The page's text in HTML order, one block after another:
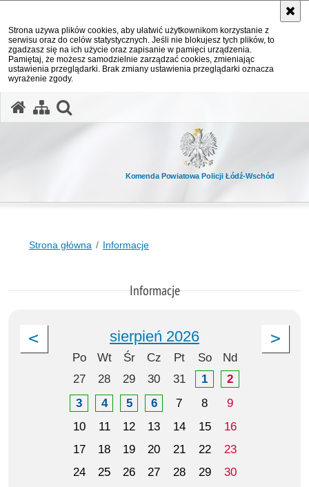
Strona używa plików cookies, aby ułatwić użytkownikom korzystanie z
serwisu oraz do celów statystycznych. Jeśli nie blokujesz tych plików, to
zgadzasz się na ich użycie oraz zapisanie w pamięci urządzenia.
Pamiętaj, że możesz samodzielnie zarządzać cookies, zmieniając
ustawienia przeglądarki. Brak zmiany ustawienia przeglądarki oznacza
wyrażenie zgody.
Komenda Powiatowa Policji Łódź-Wschód
Strona główna Informacje
Informacje
sierpień 2026
Po Wt Śr Cz Pt So
Nd
27
28 29 30 31 1
2
3
4 5 6 7 8
9
10
11 12 13 14 15
16
17
18 19 20 21 22
23
24
25 26 27 28 29
30